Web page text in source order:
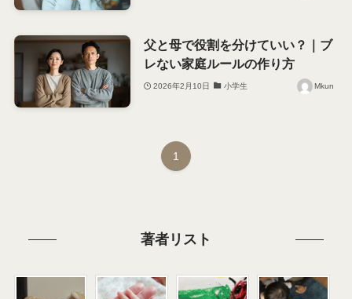
父と母で役割を分けていい？｜ブ
レない家庭ルールの作り方
2026年2月10日 小学生 Mkun
1
著者リスト